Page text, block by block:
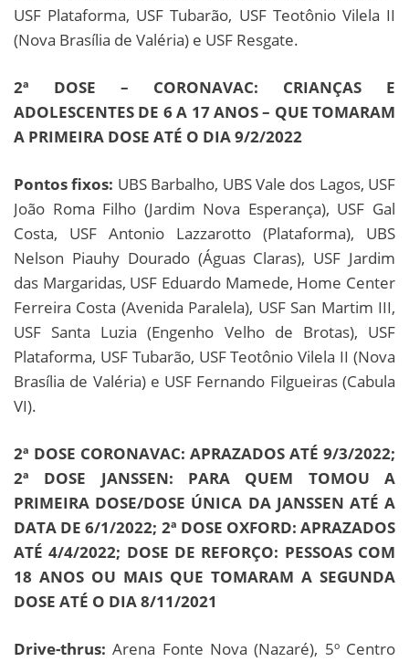
USF Plataforma, USF Tubarão, USF Teotônio Vilela II
(Nova Brasília de Valéria) e USF Resgate.
2ª DOSE – CORONAVAC: CRIANÇAS E
ADOLESCENTES DE 6 A 17 ANOS – QUE TOMARAM
A PRIMEIRA DOSE ATÉ O DIA 9/2/2022
Pontos fixos: UBS Barbalho, UBS Vale dos Lagos, USF
João Roma Filho (Jardim Nova Esperança), USF Gal
Costa, USF Antonio Lazzarotto (Plataforma), UBS
Nelson Piauhy Dourado (Águas Claras), USF Jardim
das Margaridas, USF Eduardo Mamede, Home Center
Ferreira Costa (Avenida Paralela), USF San Martim III,
USF Santa Luzia (Engenho Velho de Brotas), USF
Plataforma, USF Tubarão, USF Teotônio Vilela II (Nova
Brasília de Valéria) e USF Fernando Filgueiras (Cabula
VI).
2ª DOSE CORONAVAC: APRAZADOS ATÉ 9/3/2022;
2ª DOSE JANSSEN: PARA QUEM TOMOU A
PRIMEIRA DOSE/DOSE ÚNICA DA JANSSEN ATÉ A
DATA DE 6/1/2022; 2ª DOSE OXFORD: APRAZADOS
ATÉ 4/4/2022; DOSE DE REFORÇO: PESSOAS COM
18 ANOS OU MAIS QUE TOMARAM A SEGUNDA
DOSE ATÉ O DIA 8/11/2021
Drive-thrus: Arena Fonte Nova (Nazaré), 5º Centro